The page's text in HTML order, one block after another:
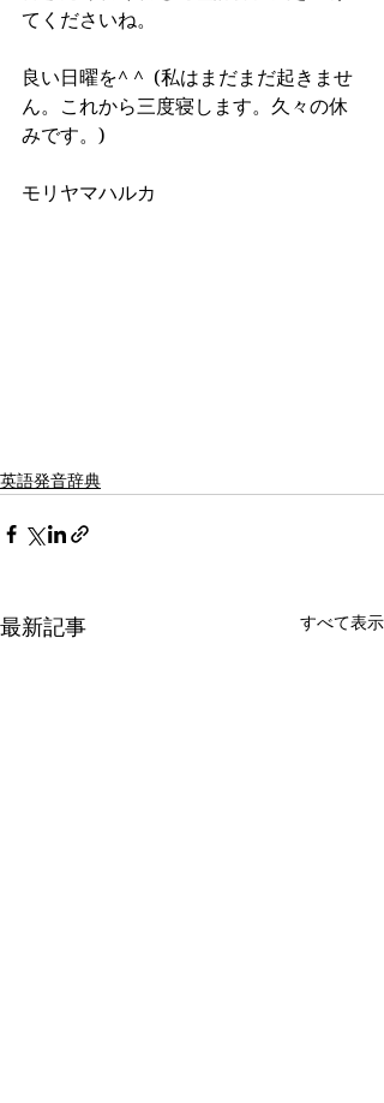
てくださいね。
良い日曜を^ ^  (私はまだまだ起きませ
ん。これから三度寝します。久々の休
みです。)
モリヤマハルカ
英語発音辞典
最新記事 すべて表示